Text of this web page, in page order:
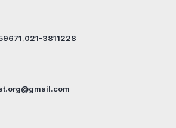
,021-3811228